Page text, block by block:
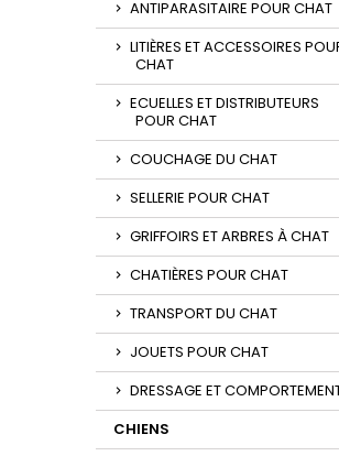
ANTIPARASITAIRE POUR CHAT
LITIÈRES ET ACCESSOIRES
CHAT
ECUELLES ET DISTRIBUTEURS
POUR CHAT
COUCHAGE DU CHAT
SELLERIE POUR CHAT
GRIFFOIRS ET ARBRES À CHAT
CHATIÈRES POUR CHAT
TRANSPORT DU CHAT
JOUETS POUR CHAT
DRESSAGE ET
CHIENS